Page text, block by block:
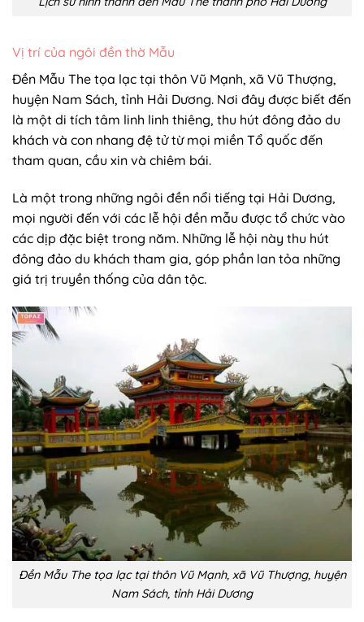
Vị trí của ngôi đền thờ Mẫu
Đền Mẫu The tọa lạc tại thôn Vũ Mạnh, xã Vũ Thượng,
huyện Nam Sách, tỉnh Hải Dương. Nơi đây được biết đến
là một di tích tâm linh linh thiêng, thu hút đông đảo du
khách và con nhang đệ tử từ mọi miền Tổ quốc đến
tham quan, cầu xin và chiêm bái.
Là một trong những ngôi đền nổi tiếng tại Hải Dương,
mọi người đến với các lễ hội đền mẫu được tổ chức vào
các dịp đặc biệt trong năm. Những lễ hội này thu hút
đông đảo du khách tham gia, góp phần lan tỏa những
giá trị truyền thống của dân tộc.
Đền Mẫu The tọa lạc tại thôn Vũ Mạnh, xã Vũ Thượng, huyện
Nam Sách, tỉnh Hải Dương